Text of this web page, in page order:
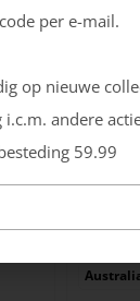
per e-mail.
op nieuwe
i.c.m. andere
59.99